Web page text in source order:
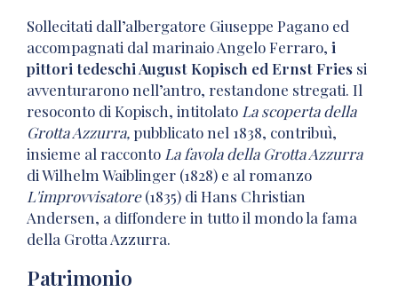
Sollecitati dall’albergatore Giuseppe Pagano ed
accompagnati dal marinaio Angelo Ferraro, i
pittori tedeschi August Kopisch ed Ernst Fries si
avventurarono nell’antro, restandone stregati. Il
resoconto di Kopisch, intitolato La scoperta della
Grotta Azzurra, pubblicato nel 1838, contribuì,
insieme al racconto La favola della Grotta Azzurra
di Wilhelm Waiblinger (1828) e al romanzo
L'improvvisatore(1835) di Hans Christian
Andersen, a diffondere in tutto il mondo la fama
della Grotta Azzurra.
Patrimonio